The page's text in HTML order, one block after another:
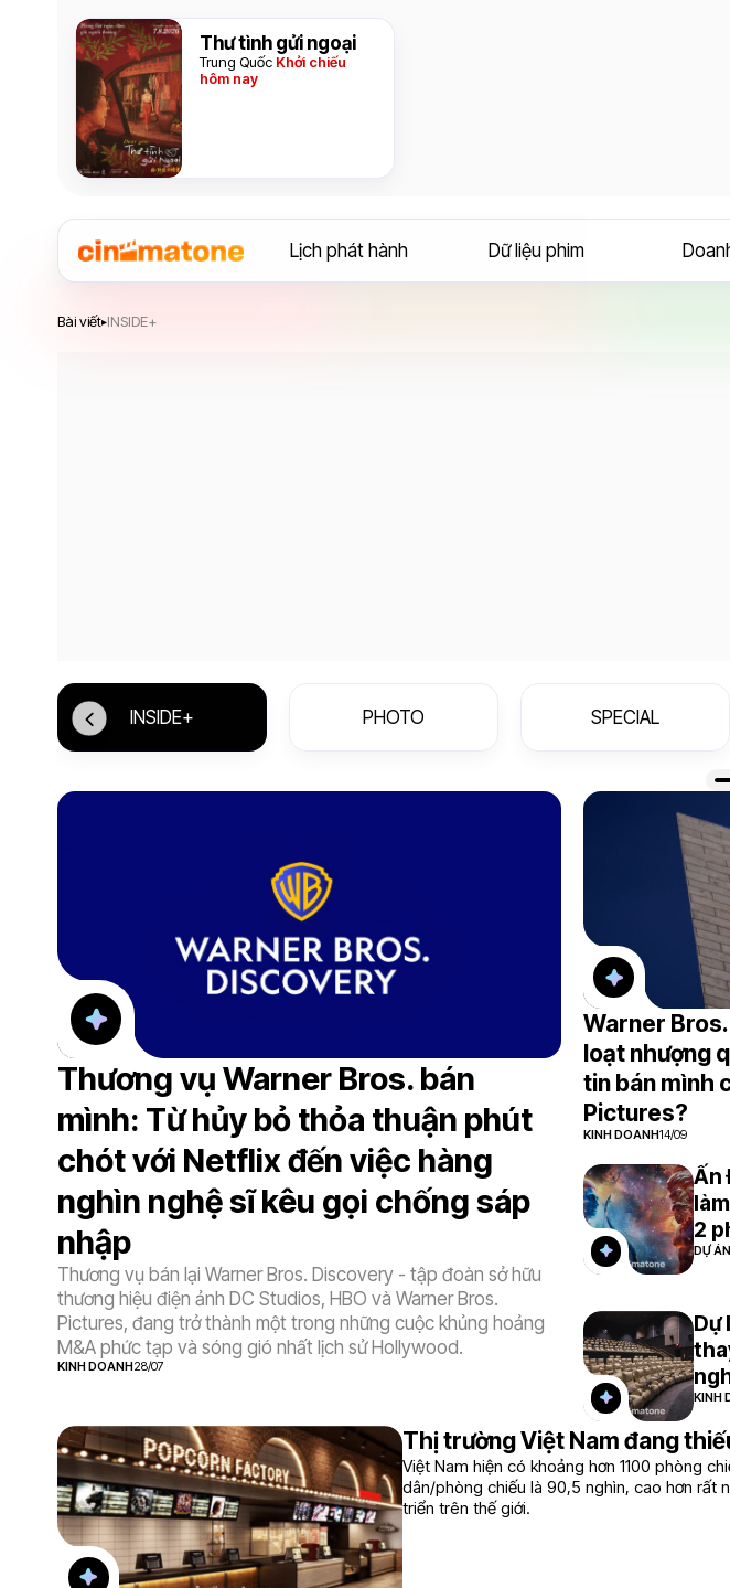
Thư tình gửi ngoại
Trung Quốc Khởi chiếu
hôm nay
Lịch phát hành Dữ liệu phim
Bài viết▸INSIDE+
INSIDE+ PHOTO SPECIAL
Thương vụ Warner Bros. bán
mình: Từ hủy bỏ thỏa thuận phút
chót với Netflix đến việc hàng
nghìn nghệ sĩ kêu gọi chống sáp
nhập
Thương vụ bán lại Warner Bros. Discovery - tập đoàn sở hữu
thương hiệu điện ảnh DC Studios, HBO và Warner Bros.
Pictures, đang trở thành một trong những cuộc khủng hoảng
M&A phức tạp và sóng gió nhất lịch sử Hollywood.
KINH DOANH28/07
Warner
loạt nhượng
tin bán mình
Pictures?
KINH DOANH14/09
Ấn
2
DỰ
Dự
KINH
Thị trường Việt Nam đang
Việt Nam hiện có khoảng hơn 1100 phòng
dân/phòng chiếu là 90,5 nghìn, cao hơn rất
triển trên thế giới.